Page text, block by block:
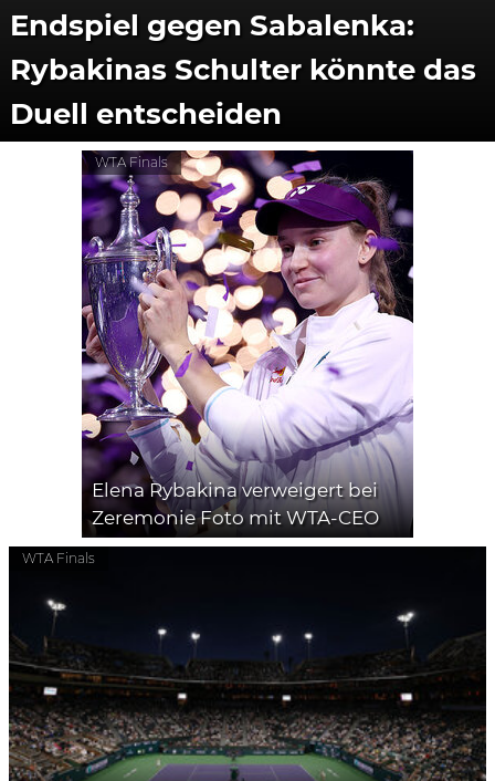
Endspiel gegen Sabalenka:
Rybakinas Schulter könnte das
Duell entscheiden
WTA Finals
Elena Rybakina verweigert bei
Zeremonie Foto mit WTA-CEO
WTA Finals